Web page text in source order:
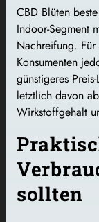
CBD Blüten
Indoor-Segment
Nachreifung.
Konsumenten
günstigeres
letztlich davon
Wirkstoffgehalt
sollten